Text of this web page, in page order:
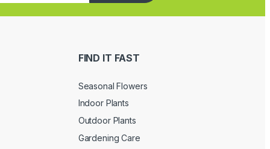
FIND IT FAST
Seasonal Flowers
Indoor Plants
Outdoor Plants
Gardening Care